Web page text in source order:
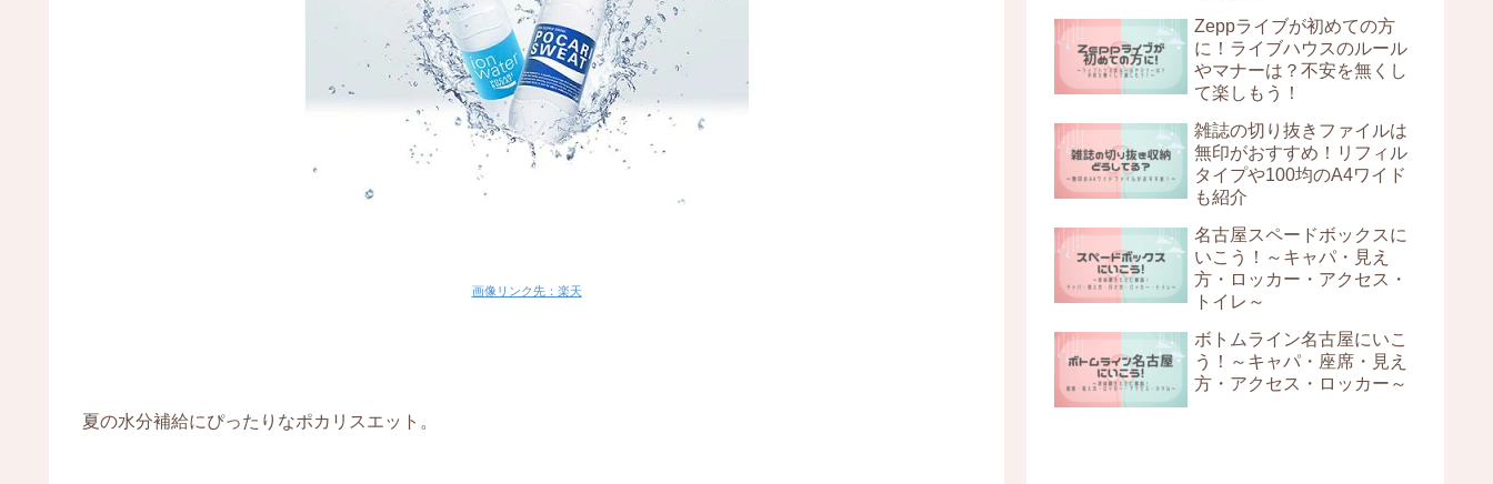
画像リンク先：楽天
夏の水分補給にぴったりなポカリスエット。
Zeppライブが初めての方
に！ライブハウスのルール
やマナーは？不安を無くし
て楽しもう！
雑誌の切り抜きファイルは
無印がおすすめ！リフィル
タイプや100均のA4ワイド
も紹介
名古屋スペードボックスに
いこう！～キャパ・見え
方・ロッカー・アクセス・
トイレ～
ボトムライン名古屋にいこ
う！～キャパ・座席・見え
方・アクセス・ロッカー～